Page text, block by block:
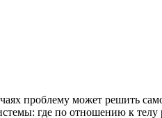
проблему может решить
где по отношению к телу